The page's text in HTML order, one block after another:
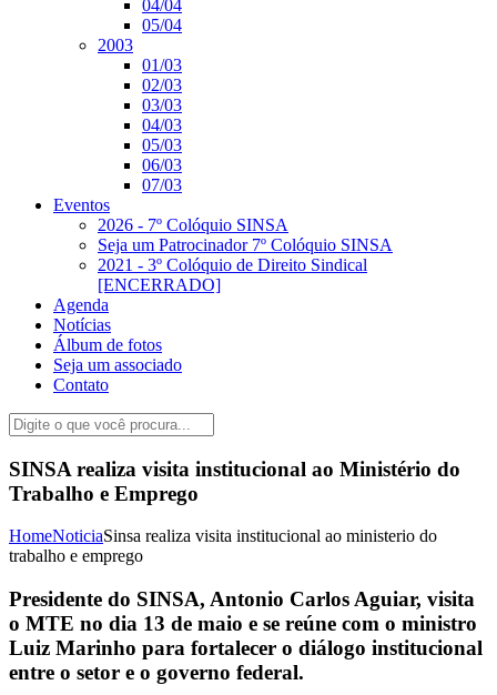
04/04
05/04
2003
01/03
02/03
03/03
04/03
05/03
06/03
07/03
Eventos
2026 - 7º Colóquio SINSA
Seja um Patrocinador 7º Colóquio SINSA
2021 - 3º Colóquio de Direito Sindical
[ENCERRADO]
Agenda
Notícias
Álbum de fotos
Seja um associado
Contato
SINSA realiza visita institucional ao Ministério do
Trabalho e Emprego
HomeNoticiaSinsa realiza visita institucional ao ministerio do
trabalho e emprego
Presidente do SINSA, Antonio Carlos Aguiar, visita
o MTE no dia 13 de maio e se reúne com o ministro
Luiz Marinho para fortalecer o diálogo institucional
entre o setor e o governo federal.